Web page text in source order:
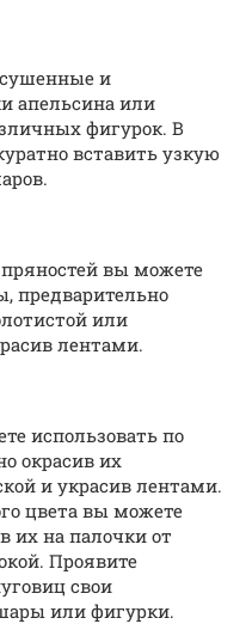
и
апельсина или
фигурок. В
вставить узкую
вы можете
предварительно
или
лентами.
использовать по
окрасив их
и украсив лентами.
цвета вы можете
их на палочки от
Проявите
свои
или фигурки.